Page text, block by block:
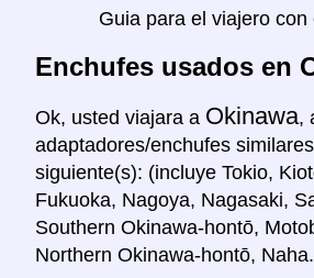
Guia para el viajero con
Enchufes usados en
Ok, usted viajara a Okinawa,
adaptadores/enchufes
siguiente(s): (incluye Tokio,
Fukuoka, Nagoya, Nagasaki,
Southern Okinawa-hontō,
Northern Okinawa-hontō,